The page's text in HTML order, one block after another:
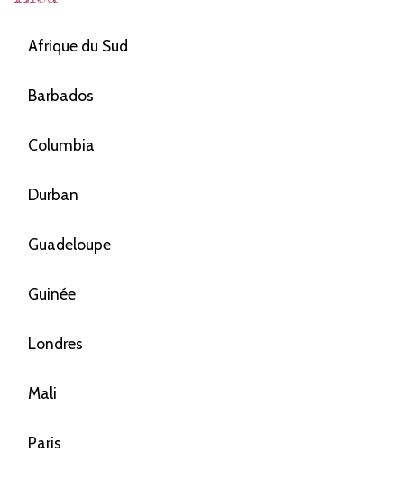
Afrique du Sud
Barbados
Columbia
Durban
Guadeloupe
Guinée
Londres
Mali
Paris